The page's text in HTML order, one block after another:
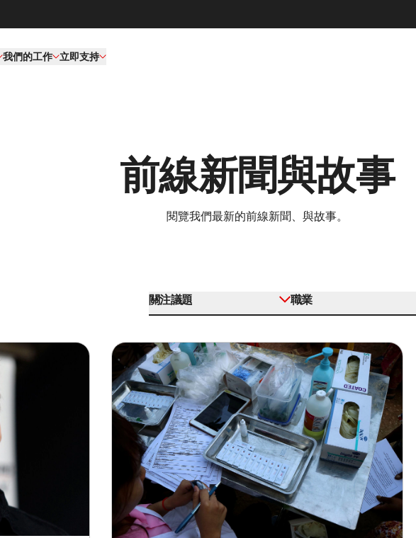
我們的工作​ 立即支持
前線新聞與故事
閱覽我們最新的前線新聞、與故事。
關注議題 職業